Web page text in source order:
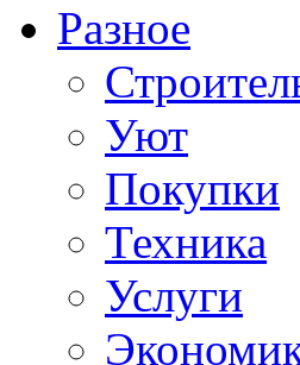
Разное
Уют
Покупки
Техника
Услуги